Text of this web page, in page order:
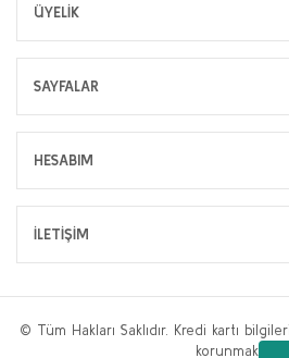
ÜYELİK
SAYFALAR
HESABIM
İLETİŞİM
© Tüm Hakları Saklıdır. Kredi kartı
korunmaktadır.